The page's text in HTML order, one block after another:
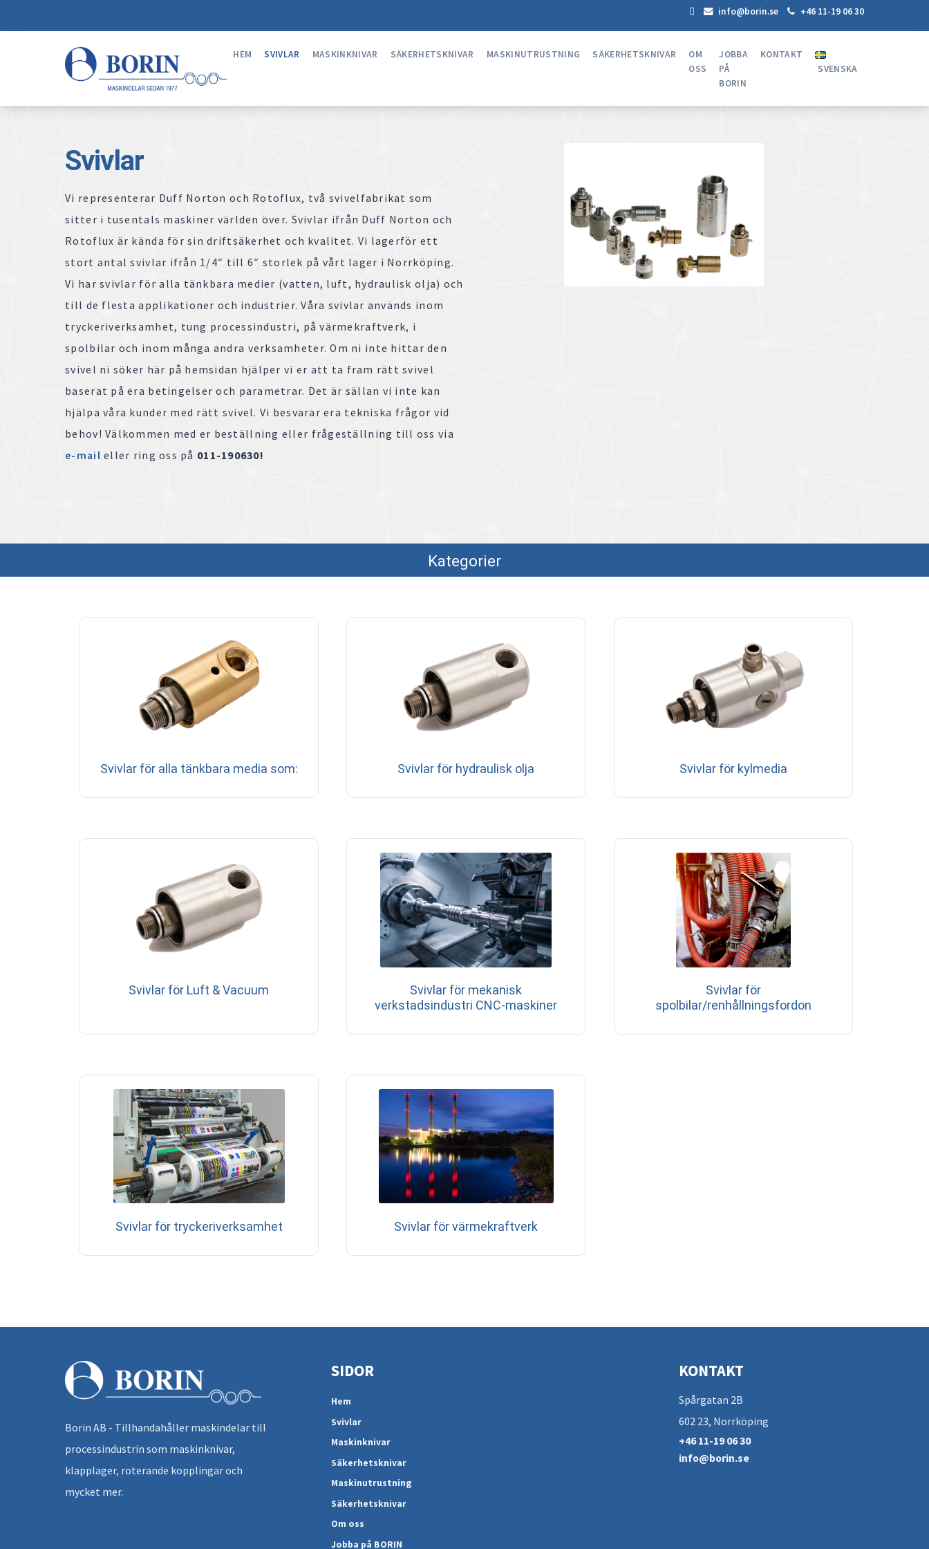
info@borin.se +46 11-19 06 30
HEM SVIVLAR MASKINKNIVAR SÄKERHETSKNIVAR MASKINUTRUSTNING SÄKERHETSKNIVAR
OM
OSS
JOBBA
PÅ
BORIN
KONTAKT
SVENSKA
Svivlar
Vi representerar Duff Norton och Rotoflux, två svivelfabrikat som
sitter i tusentals maskiner världen över. Svivlar ifrån Duff Norton och
Rotoflux är kända för sin driftsäkerhet och kvalitet. Vi lagerför ett
stort antal svivlar ifrån 1/4″ till 6″ storlek på vårt lager i Norrköping.
Vi har svivlar för alla tänkbara medier (vatten, luft, hydraulisk olja) och
till de flesta applikationer och industrier. Våra svivlar används inom
tryckeriverksamhet, tung processindustri, på värmekraftverk, i
spolbilar och inom många andra verksamheter. Om ni inte hittar den
svivel ni söker här på hemsidan hjälper vi er att ta fram rätt svivel
baserat på era betingelser och parametrar. Det är sällan vi inte kan
hjälpa våra kunder med rätt svivel. Vi besvarar era tekniska frågor vid
behov! Välkommen med er beställning eller frågeställning till oss via
e-mai l eller ring oss på 011-190630!
Kategorier
Svivlar för alla tänkbara media som: Svivlar för hydraulisk olja Svivlar för kylmedia
Svivlar för Luft & Vacuum
Svivlar för mekanisk
verkstadsindustri CNC-maskiner
Svivlar för
spolbilar/renhållningsfordon
Svivlar för tryckeriverksamhet Svivlar för värmekraftverk
Borin AB - Tillhandahåller maskindelar till
processindustrin som maskinknivar,
klapplager, roterande kopplingar och
mycket mer.
SIDOR
Hem
Svivlar
Maskinknivar
Säkerhetsknivar
Maskinutrustning
Säkerhetsknivar
Om oss
Jobba på BORIN
KONTAKT
Spårgatan 2B
602 23, Norrköping
+46 11-19 06 30
info@borin.se